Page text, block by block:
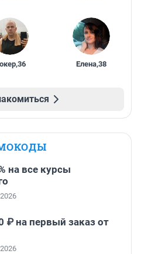
,36 Елена,38
на все курсы
₽ на первый заказ от